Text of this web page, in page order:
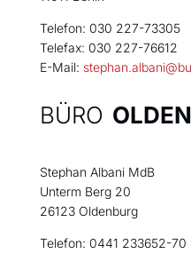
Telefon: 030 227-73305
Telefax: 030 227-76612
E-Mail:
BÜRO
Stephan Albani MdB
Unterm Berg 20
26123 Oldenburg
Telefon: 0441 233652-70